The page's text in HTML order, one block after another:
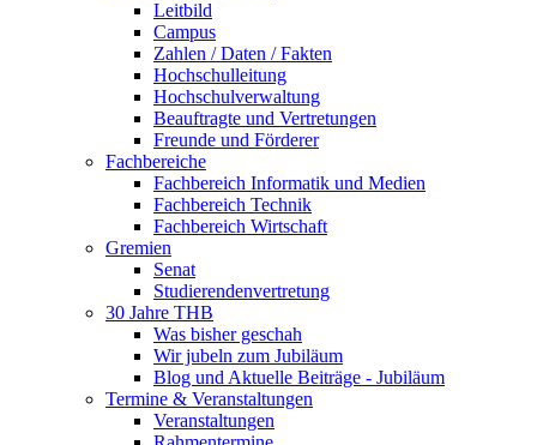
Leitbild
Campus
Zahlen / Daten / Fakten
Hochschulleitung
Hochschulverwaltung
Beauftragte und Vertretungen
Freunde und Förderer
Fachbereiche
Fachbereich Informatik und Medien
Fachbereich Technik
Fachbereich Wirtschaft
Gremien
Senat
Studierendenvertretung
30 Jahre THB
Was bisher geschah
Wir jubeln zum Jubiläum
Blog und Aktuelle Beiträge - Jubiläum
Termine & Veranstaltungen
Veranstaltungen